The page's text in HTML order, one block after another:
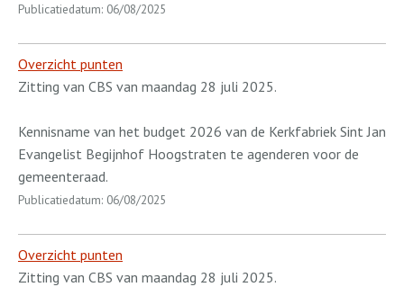
Publicatiedatum: 06/08/2025
Overzicht punten
Zitting van CBS van maandag 28 juli 2025.
Kennisname van het budget 2026 van de Kerkfabriek Sint Jan
Evangelist Begijnhof Hoogstraten te agenderen voor de
gemeenteraad.
Publicatiedatum: 06/08/2025
Overzicht punten
Zitting van CBS van maandag 28 juli 2025.